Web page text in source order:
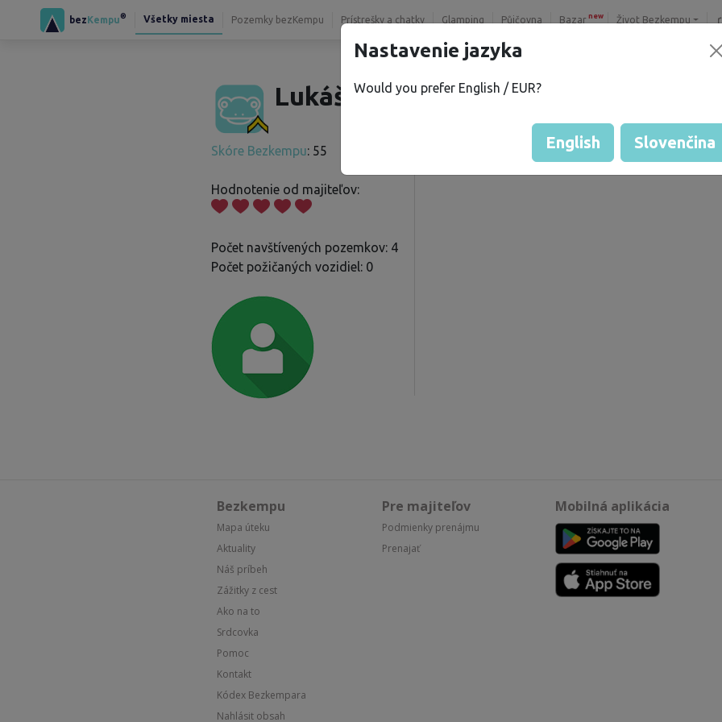
bezKempu® Všetky miesta Pozemky bezKempu Prístrešky a chatky Glamping Půjčovna Bazar new Život Bezkempu
Lukáš P.
Skóre Bezkempu: 55
Hodnotenie od majiteľov:
Počet navštívených pozemkov: 4
Počet požičaných vozidiel: 0
Hodnotenie pozemkov
Bezkempu
Mapa úteku
Aktuality
Náš príbeh
Zážitky z cest
Ako na to
Srdcovka
Pomoc
Kontakt
Kódex Bezkempara
Nahlásit obsah
Pre majiteľov
Podmienky prenájmu
Prenajať
Mobilná aplikácia
Nastavenie jazyka
Would you prefer English / EUR?
English Slovenčina